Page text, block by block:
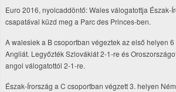
Euro 2016, nyolcaddöntő: Wales válogatottja Észak-
csapatával küzd meg a Parc des Princes-ben.
A walesiek a B csoportban végeztek az első helyen
Angliát. Legyőzték Szlovákiát 2-1-re és
angol válogatottól 2-1-re.
Észak-Írország a C csoportban végzett 3. helyen